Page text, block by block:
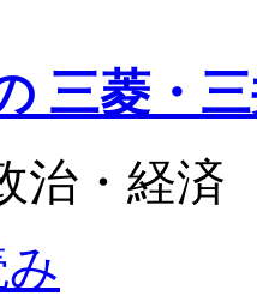
三菱・
治・経済